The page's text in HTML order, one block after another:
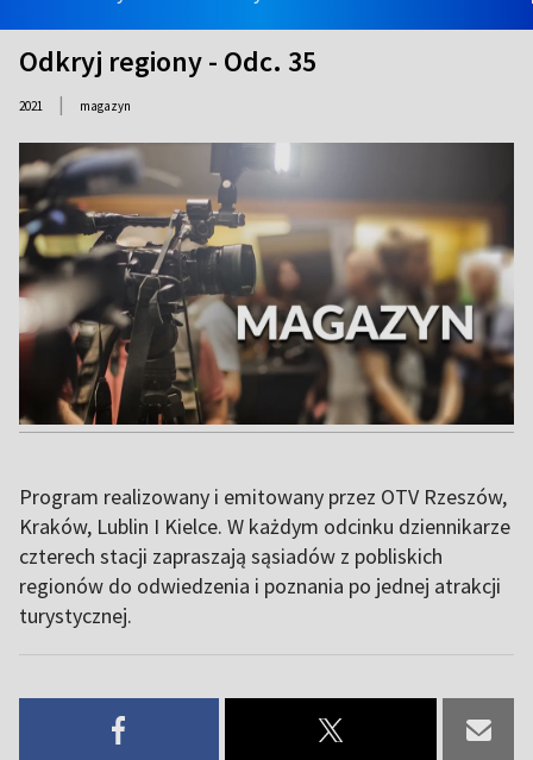
Odkryj regiony - Odc. 35
2021 | magazyn
Program realizowany i emitowany przez OTV Rzeszów,
Kraków, Lublin I Kielce. W każdym odcinku dziennikarze
czterech stacji zapraszają sąsiadów z pobliskich
regionów do odwiedzenia i poznania po jednej atrakcji
turystycznej.